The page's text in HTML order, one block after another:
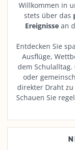
Willkommen in
stets über das
Ereignissean
Entdecken Sie
Ausflüge,
dem Schulalltag.
oder
direkter Draht zu
Schauen Sie